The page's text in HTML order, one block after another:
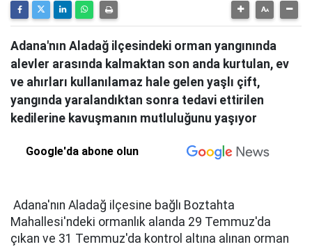
Adana'nın Aladağ ilçesindeki orman yangınında
alevler arasında kalmaktan son anda kurtulan, ev
ve ahırları kullanılamaz hale gelen yaşlı çift,
yangında yaralandıktan sonra tedavi ettirilen
kedilerine kavuşmanın mutluluğunu yaşıyor
Google'da abone olun
Adana'nın Aladağ ilçesine bağlı Boztahta
Mahallesi'ndeki ormanlık alanda 29 Temmuz'da
çıkan ve 31 Temmuz'da kontrol altına alınan orman